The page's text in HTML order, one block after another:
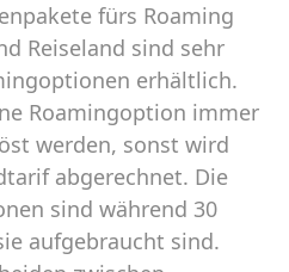
fürs Roaming
Reiseland sind sehr
erhältlich.
Roamingoption immer
werden, sonst wird
abgerechnet. Die
sind während 30
aufgebraucht sind.